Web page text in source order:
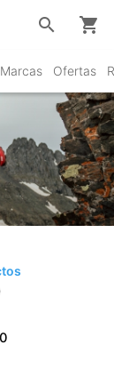
Marcas Ofertas
search shopping_cart